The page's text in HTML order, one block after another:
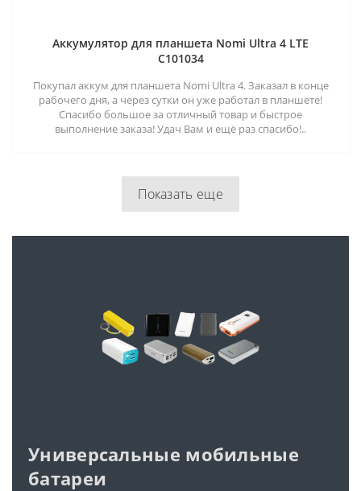
Аккумулятор для планшета Nomi Ultra 4 LTE
C101034
Покупал аккум для планшета Nomi Ultra 4. Заказал в конце
рабочего дня, а через сутки он уже работал в планшете!
Спасибо большое за отличный товар и быстрое
выполнение заказа! Удач Вам и ещё раз спасибо!..
Показать еще
Универсальные мобильные
батареи